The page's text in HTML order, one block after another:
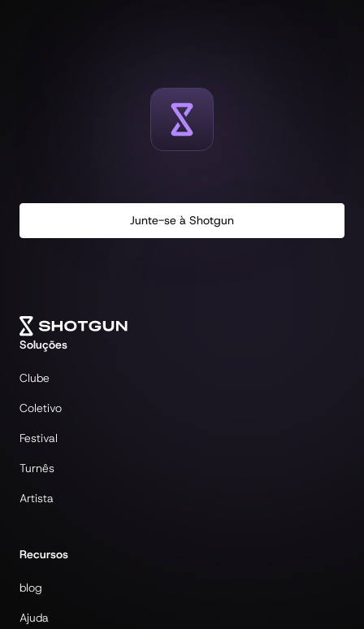
Junte-se à Shotgun
Soluções
Clube
Coletivo
Festival
Turnês
Artista
Recursos
blog
Ajuda